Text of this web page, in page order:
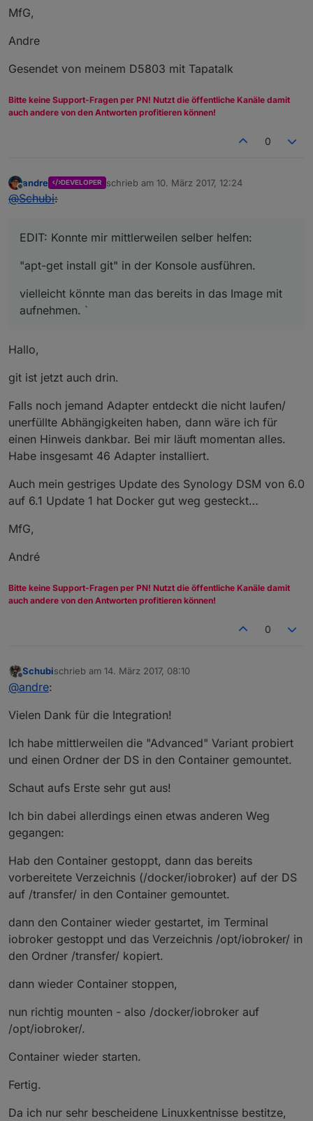
MfG,
Andre
Gesendet von meinem D5803 mit Tapatalk
Bitte keine Support-Fragen per PN! Nutzt die öffentliche Kanäle damit
auch andere von den Antworten profitieren können!
0
Offline
andre DEVELOPER schrieb am 10. März 2017, 12:24
zuletzt editiert von
@Schubi:
EDIT: Konnte mir mittlerweilen selber helfen:
"apt-get install git" in der Konsole ausführen.
vielleicht könnte man das bereits in das Image mit
aufnehmen. `
Hallo,
git ist jetzt auch drin.
Falls noch jemand Adapter entdeckt die nicht laufen/
unerfüllte Abhängigkeiten haben, dann wäre ich für
einen Hinweis dankbar. Bei mir läuft momentan alles.
Habe insgesamt 46 Adapter installiert.
Auch mein gestriges Update des Synology DSM von 6.0
auf 6.1 Update 1 hat Docker gut weg gesteckt…
MfG,
André
Bitte keine Support-Fragen per PN! Nutzt die öffentliche Kanäle damit
auch andere von den Antworten profitieren können!
0
Offline
Schubischrieb am 14. März 2017, 08:10
zuletzt editiert von
@andre:
Vielen Dank für die Integration!
Ich habe mittlerweilen die "Advanced" Variant probiert
und einen Ordner der DS in den Container gemountet.
Schaut aufs Erste sehr gut aus!
Ich bin dabei allerdings einen etwas anderen Weg
gegangen:
Hab den Container gestoppt, dann das bereits
vorbereitete Verzeichnis (/docker/iobroker) auf der DS
auf /transfer/ in den Container gemountet.
dann den Container wieder gestartet, im Terminal
iobroker gestoppt und das Verzeichnis /opt/iobroker/ in
den Ordner /transfer/ kopiert.
dann wieder Container stoppen,
nun richtig mounten - also /docker/iobroker auf
/opt/iobroker/.
Container wieder starten.
Fertig.
Da ich nur sehr bescheidene Linuxkentnisse bestitze,